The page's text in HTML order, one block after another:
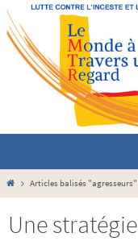
Passer
vers
contenu
HomeArticles balisés "agresseurs"
Une stratégie